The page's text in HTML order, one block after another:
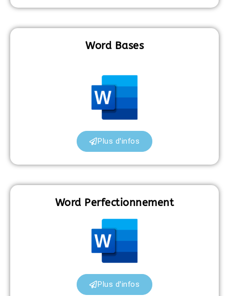
Word Bases
Plus d'infos
Word Perfectionnement
Plus d'infos